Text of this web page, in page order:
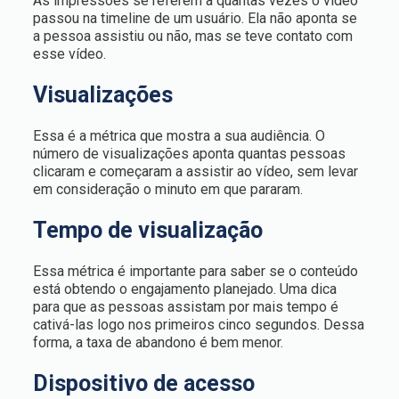
passou na timeline de um usuário. Ela não aponta se
a pessoa assistiu ou não, mas se teve contato com
esse vídeo.
Visualizações
Essa é a métrica que mostra a sua audiência. O
número de visualizações aponta quantas pessoas
clicaram e começaram a assistir ao vídeo, sem levar
em consideração o minuto em que pararam.
Tempo de visualização
Essa métrica é importante para saber se o conteúdo
está obtendo o engajamento planejado. Uma dica
para que as pessoas assistam por mais tempo é
cativá-las logo nos primeiros cinco segundos. Dessa
forma, a taxa de abandono é bem menor.
Dispositivo de acesso